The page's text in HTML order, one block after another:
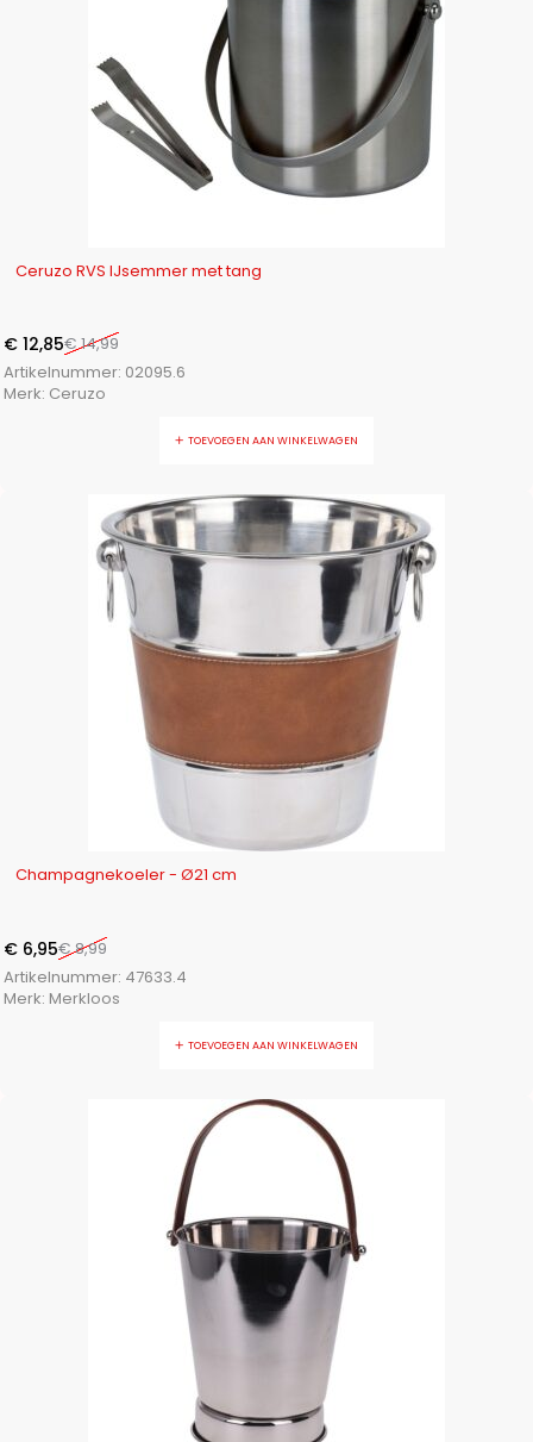
Ceruzo RVS IJsemmer met tang
€14,99
€ 12,85
Artikelnummer: 02095.6
Merk: Ceruzo
TOEVOEGEN AAN WINKELWAGEN
-23%
Champagnekoeler - Ø21 cm
€8,99
€ 6,95
Artikelnummer: 47633.4
Merk: Merkloos
TOEVOEGEN AAN WINKELWAGEN